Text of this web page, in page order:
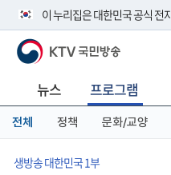
이 누리집은 대한민국 공식 전
공식 누리집 주소 확인하기
니다.
이밖에 or.kr 또는 .kr등 다른 도
서 도메인 주소를 확인해 보세요
KTV 국민방송
뉴스 프로그램
전체 정책 문화/교양
생방송 대한민국 1부